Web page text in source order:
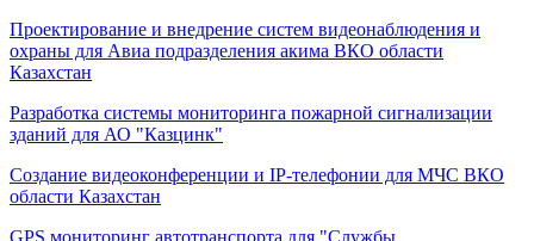
Проектирование и внедрение систем видеонаблюдения и
охраны для Авиа подразделения акима ВКО области
Казахстан
Разработка системы мониторинга пожарной сигнализации
зданий для АО "Казцинк"
Создание видеоконференции и IP-телефонии для МЧС ВКО
области Казахстан
GPS мониторинг автотранспорта для "Службы